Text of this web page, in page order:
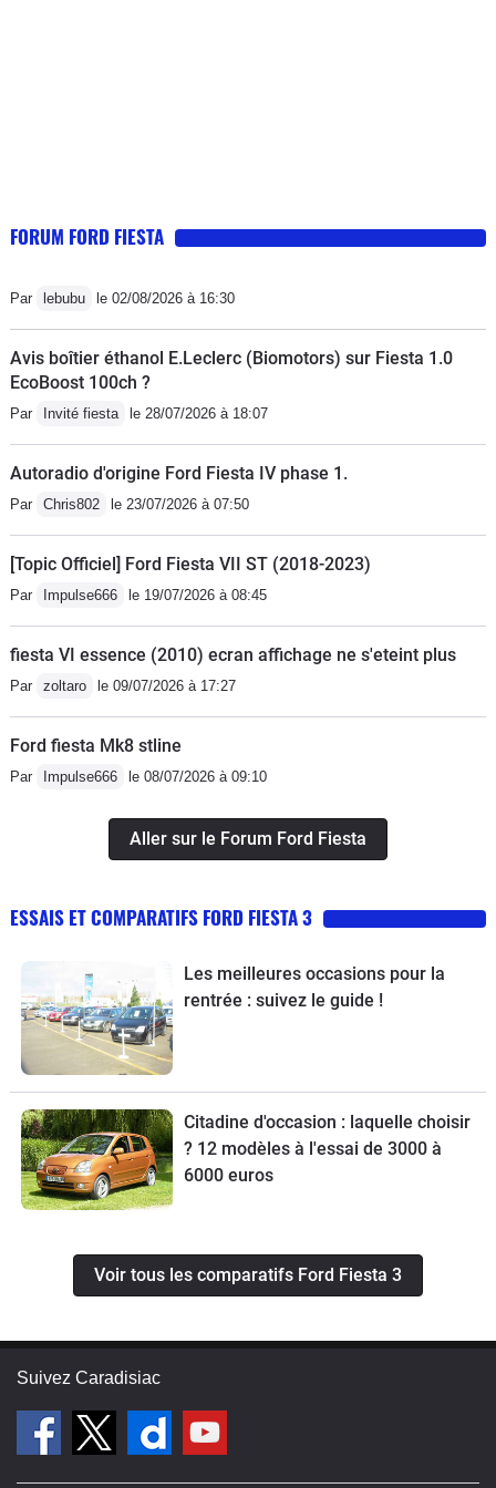
FORUM FORD FIESTA
Par lebubu le 02/08/2026 à 16:30
Avis boîtier éthanol E.Leclerc (Biomotors) sur Fiesta 1.0
EcoBoost 100ch ?
Par Invité fiesta le 28/07/2026 à 18:07
Autoradio d'origine Ford Fiesta IV phase 1.
Par Chris802 le 23/07/2026 à 07:50
[Topic Officiel] Ford Fiesta VII ST (2018-2023)
Par Impulse666 le 19/07/2026 à 08:45
fiesta VI essence (2010) ecran affichage ne s'eteint plus
Par zoltaro le 09/07/2026 à 17:27
Ford fiesta Mk8 stline
Par Impulse666 le 08/07/2026 à 09:10
Aller sur le Forum Ford Fiesta
ESSAIS ET COMPARATIFS FORD FIESTA 3
Les meilleures occasions pour la
rentrée : suivez le guide !
Citadine d'occasion : laquelle choisir
? 12 modèles à l'essai de 3000 à
6000 euros
Voir tous les comparatifs Ford Fiesta 3
Suivez Caradisiac